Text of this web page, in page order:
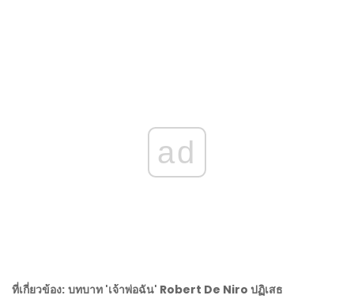
ad
ที่เกี่ยวข้อง: บทบาท 'เจ้าพ่อฉัน' Robert De Niro ปฏิเสธ